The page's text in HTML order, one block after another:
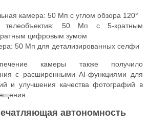
камера: 50 Мп с углом обзора 120°
телеобъектив: 50 Мп с 5-кратным
цифровым зумом
50 Мп для детализированных селфи
камеры также получило
с расширенными AI-функциями для
и улучшения качества фотографий в
автономность